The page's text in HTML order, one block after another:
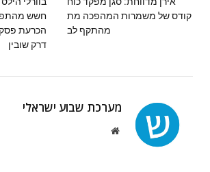
קודס של משמרות המהפכה מת
מהתקף לב
חשש
הכרעת
דרק שובין
מערכת שבוע ישראלי
Website